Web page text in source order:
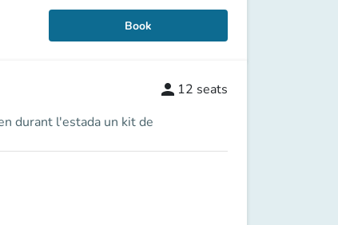
Book
durant l'estada un kit de
person 12 seats